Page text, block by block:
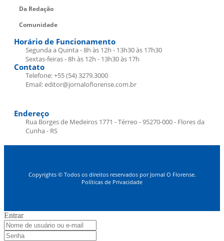
Da Redação
Comunidade
Horário de Funcionamento
Segunda a Quinta - 8h às 12h - 13h30 às 17h30
Sextas-feiras - 8h às 12h - 13h30 às 17h
Contato
Telefone: +55 (54) 3279.3000
Email: editor@jornaloflorense.com.br
Endereço
Rua Borges de Medeiros 1771 - Térreo - 95270-000 - Flores da
Cunha - RS
Copyrights © Todos os direitos reservados por Jornal O Florense.
Políticas de Privacidade
Entrar